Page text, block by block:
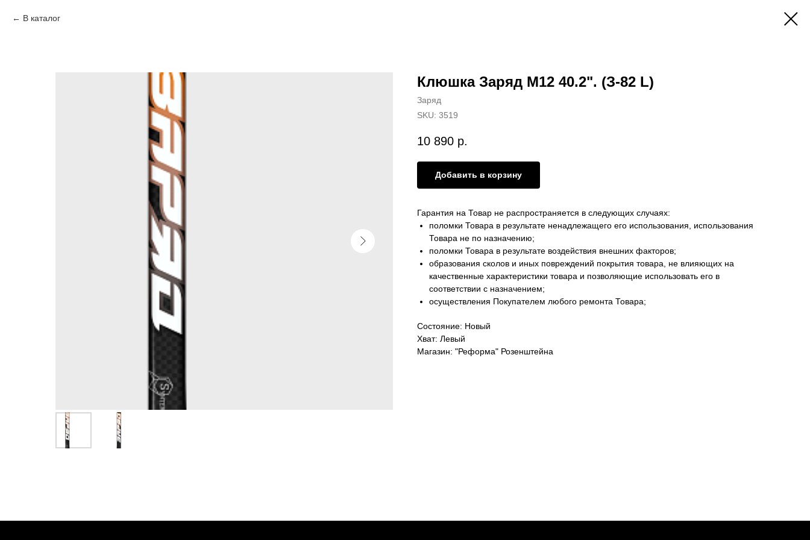
В каталог
Клюшка Заряд М12 40.2". (З-82 L)
Заряд
SKU: 3519
10 890 р.
Добавить в корзину
Гарантия на Товар не распространяется в следующих случаях:
поломки Товара в результате ненадлежащего его использования, использования
Товара не по назначению;
поломки Товара в результате воздействия внешних факторов;
образования сколов и иных повреждений покрытия товара, не влияющих на
качественные характеристики товара и позволяющие использовать его в
соответствии с назначением;
осуществления Покупателем любого ремонта Товара;
Состояние: Новый
Хват: Левый
Магазин: "Реформа" Розенштейна